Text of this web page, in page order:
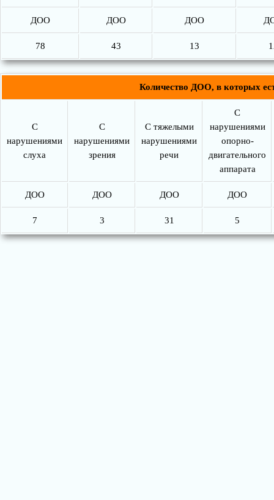
ДОО ДОО ДОО
78 43 13
Количество ДОО, в которых
С
нарушениями
слуха
С
нарушениями
зрения
С тяжелыми
нарушениями
речи
С
нарушениями
опорно-
двигательного
аппарата
ДОО ДОО ДОО ДОО
7 3 31 5